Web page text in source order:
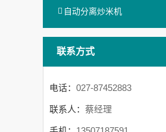
自动分离炒米机
联系方式
电话： 027-87452883
联系人： 蔡经理